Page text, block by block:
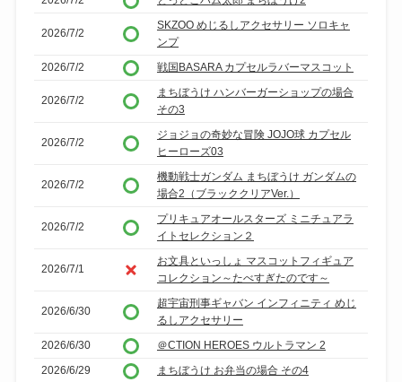
2026/7/2
SKZOO めじるしアクセサリー ソロキャ
ンプ
2026/7/2
戦国BASARA カプセルラバーマスコット
2026/7/2
まちぼうけ ハンバーガーショップの場合
その3
2026/7/2
ジョジョの奇妙な冒険 JOJO球 カプセル
ヒーローズ03
2026/7/2
機動戦士ガンダム まちぼうけ ガンダムの
場合2（ブラッククリアVer.）
2026/7/2
プリキュアオールスターズ ミニチュアラ
イトセレクション２
2026/7/1
お文具といっしょ マスコットフィギュア
コレクション～たべすぎたのです～
2026/6/30
超宇宙刑事ギャバン インフィニティ めじ
るしアクセサリー
2026/6/30
＠CTION HEROES ウルトラマン 2
2026/6/29
まちぼうけ お弁当の場合 その4